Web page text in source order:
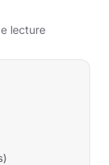
lecture